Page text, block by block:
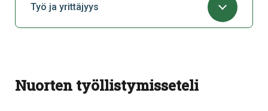
Työ ja yrittäjyys
Nuorten työllistymisseteli